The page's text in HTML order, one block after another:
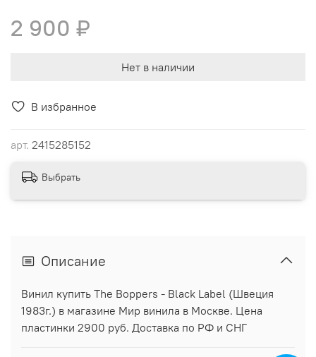
В избранное
арт. 2415285152
2 900 ₽
Нет в наличии
Выбрать
Описание
Винил купить The Boppers - Black Label (Швеция
1983г.) в магазине Мир винила в Москве. Цена
пластинки 2900 руб. Доставка по РФ и СНГ